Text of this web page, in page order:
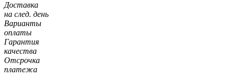
Доставка
на след. день
Варианты
оплаты
Гарантия
качества
Отсрочка
платежа